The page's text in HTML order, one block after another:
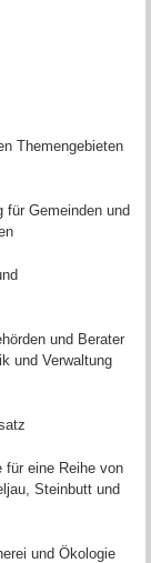
Themengebieten
für Gemeinden und
und Berater
und Verwaltung
für eine Reihe von
Steinbutt und
und Ökologie